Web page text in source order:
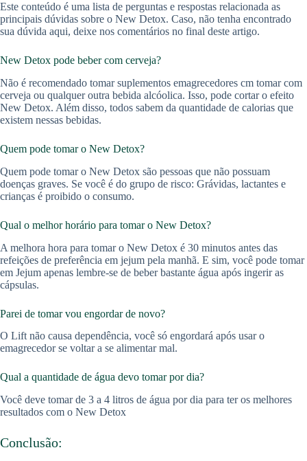
Este conteúdo é uma lista de perguntas e respostas relacionada as
principais dúvidas sobre o New Detox. Caso, não tenha encontrado
sua dúvida aqui, deixe nos comentários no final deste artigo.
New Detox pode beber com cerveja?
Não é recomendado tomar suplementos emagrecedores cm tomar com
cerveja ou qualquer outra bebida alcóolica. Isso, pode cortar o efeito
New Detox. Além disso, todos sabem da quantidade de calorias que
existem nessas bebidas.
Quem pode tomar o New Detox?
Quem pode tomar o New Detox são pessoas que não possuam
doenças graves. Se você é do grupo de risco: Grávidas, lactantes e
crianças é proibido o consumo.
Qual o melhor horário para tomar o New Detox?
A melhora hora para tomar o New Detox é 30 minutos antes das
refeições de preferência em jejum pela manhã. E sim, você pode tomar
em Jejum apenas lembre-se de beber bastante água após ingerir as
cápsulas.
Parei de tomar vou engordar de novo?
O Lift não causa dependência, você só engordará após usar o
emagrecedor se voltar a se alimentar mal.
Qual a quantidade de água devo tomar por dia?
Você deve tomar de 3 a 4 litros de água por dia para ter os melhores
resultados com o New Detox
Conclusão: